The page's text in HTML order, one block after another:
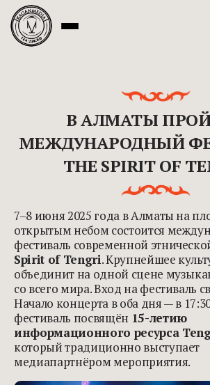
В АЛМАТЫ
МЕЖДУНАРОДНЫЙ
THE SPIRIT OF
7–8 июня 2025 года в Алматы на
открытым небом состоится
фестиваль современной
Spirit of Tengri. Крупнейшее
объединит на одной сцене
со всего мира. Вход на фестиваль
Начало концерта в оба дня — в
фестиваль посвящён 15-летию
информационного ресурса
который традиционно выступает
медиапартнёром мероприятия.